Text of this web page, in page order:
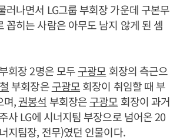
러나면서 LG그룹 부회장 가운데 구본무
꼽히는 사람은 아무도 남지 않게 된 셈
회장 2명은 모두구광모 회장의 측근으
부회장은구광모회장이 취임할 때 부
며,권봉석 부회장은구광모 회장이 과거
사 LG에 시너지팀 부장으로 넘어온 20
지팀장, 전무)였던 인물이다.